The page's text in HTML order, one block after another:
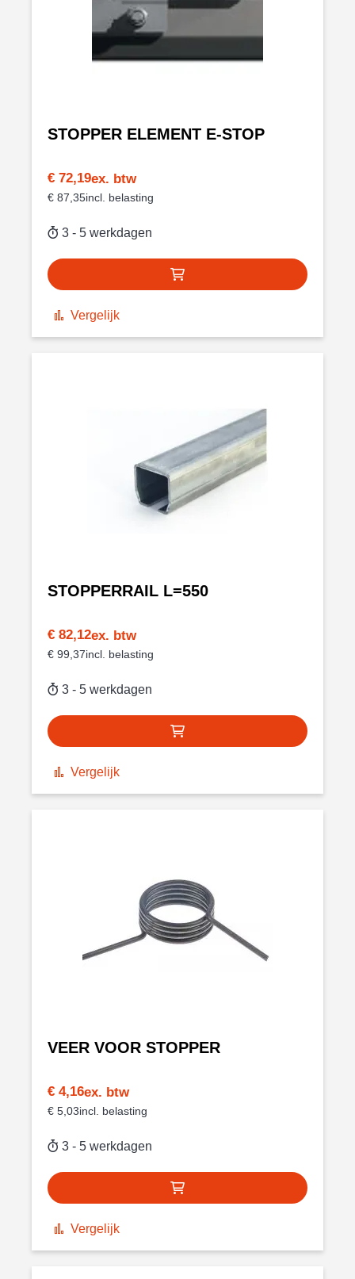
STOPPER ELEMENT E-STOP
€ 87,35
€ 72,19
3 - 5 werkdagen
Vergelijk
STOPPERRAIL L=550
€ 99,37
€ 82,12
3 - 5 werkdagen
Vergelijk
VEER VOOR STOPPER
€ 5,03
€ 4,16
3 - 5 werkdagen
Vergelijk